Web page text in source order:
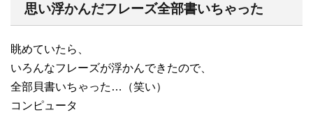
思い浮かんだフレーズ全部書いちゃった
眺めていたら、
いろんなフレーズが浮かんできたので、
全部貝書いちゃった…（笑い）
コンピュータ